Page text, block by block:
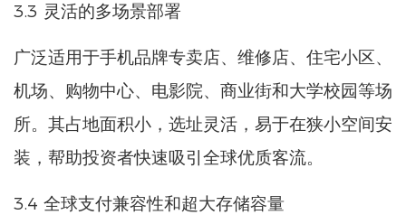
3.3 灵活的多场景部署
广泛适用于手机品牌专卖店、维修店、住宅小区、
机场、购物中心、电影院、商业街和大学校园等场
所。其占地面积小，选址灵活，易于在狭小空间安
装，帮助投资者快速吸引全球优质客流。
3.4 全球支付兼容性和超大存储容量